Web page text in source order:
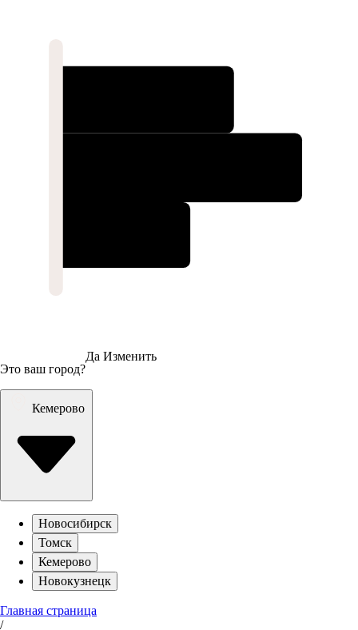
Это ваш город?
Да Изменить
Кемерово
Новосибирск
Томск
Кемерово
Новокузнецк
Главная страница
/